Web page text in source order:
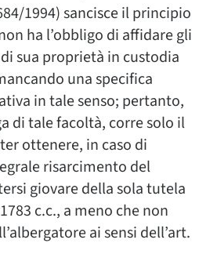
1994) sancisce il principio
ha l’obbligo di affidare gli
sua proprietà in custodia
una specifica
in tale senso; pertanto,
di tale facoltà, corre solo il
ottenere, in caso di
risarcimento del
giovare della sola tutela
c.c., a meno che non
ai sensi dell’art.